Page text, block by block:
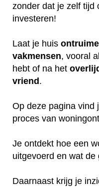
zonder dat je zelf tijd
investeren!
Laat je huis
vakmensen, vooral
hebt of na het
vriend.
Op deze pagina vind
proces van
Je ontdekt hoe een
uitgevoerd en wat de
Daarnaast krijg je